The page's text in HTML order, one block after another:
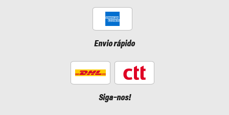
Envio rápido
Siga-nos!